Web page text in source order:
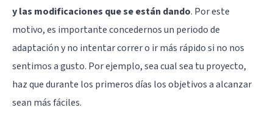
y las modificaciones que se están dando. Por este
motivo, es importante concedernos un periodo de
adaptación y no intentar correr o ir más rápido si no nos
sentimos a gusto. Por ejemplo, sea cual sea tu proyecto,
haz que durante los primeros días los objetivos a alcanzar
sean más fáciles.